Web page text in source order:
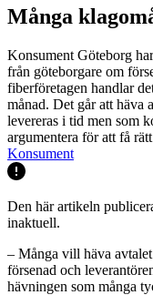
Många
Konsument Göteborg
från göteborgare om
fiberföretagen handlar
månad. Det går att häva
levereras i tid men som
argumentera för att få
Konsument
Den här artikeln
inaktuell.
– Många vill häva
försenad och
hävningen som många